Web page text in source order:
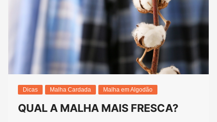
Dicas Malha Cardada Malha em Algodão
QUAL A MALHA MAIS FRESCA?